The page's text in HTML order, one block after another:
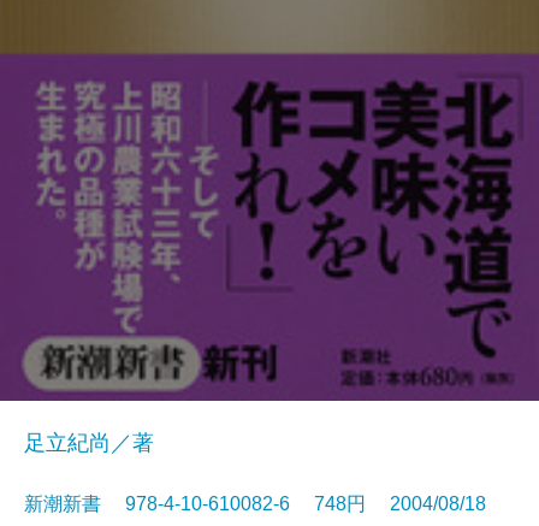
足立紀尚／著
新潮新書 978-4-10-610082-6 748円 2004/08/18